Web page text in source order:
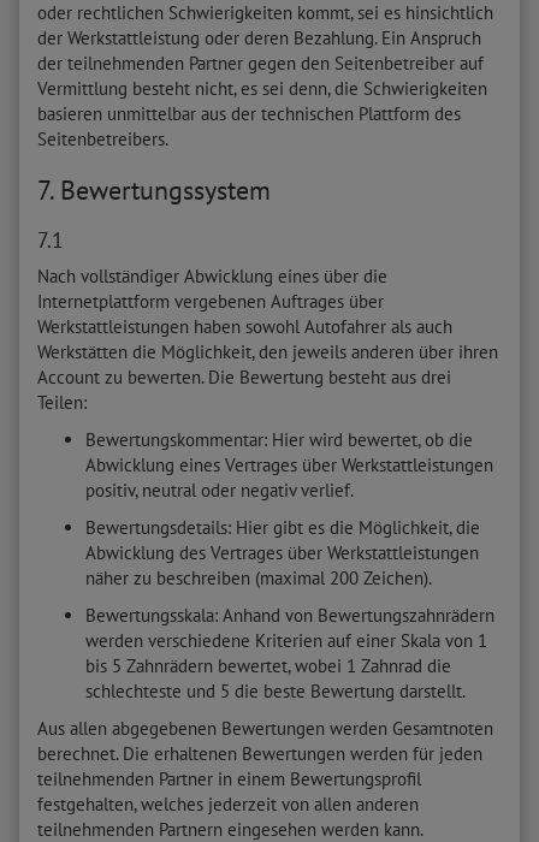
oder rechtlichen Schwierigkeiten kommt, sei es hinsichtlich
der Werkstattleistung oder deren Bezahlung. Ein Anspruch
der teilnehmenden Partner gegen den Seitenbetreiber auf
Vermittlung besteht nicht, es sei denn, die Schwierigkeiten
basieren unmittelbar aus der technischen Plattform des
Seitenbetreibers.
7. Bewertungssystem
7.1
Nach vollständiger Abwicklung eines über die
Internetplattform vergebenen Auftrages über
Werkstattleistungen haben sowohl Autofahrer als auch
Werkstätten die Möglichkeit, den jeweils anderen über ihren
Account zu bewerten. Die Bewertung besteht aus drei
Teilen:
Bewertungskommentar: Hier wird bewertet, ob die
Abwicklung eines Vertrages über Werkstattleistungen
positiv, neutral oder negativ verlief.
Bewertungsdetails: Hier gibt es die Möglichkeit, die
Abwicklung des Vertrages über Werkstattleistungen
näher zu beschreiben (maximal 200 Zeichen).
Bewertungsskala: Anhand von Bewertungszahnrädern
werden verschiedene Kriterien auf einer Skala von 1
bis 5 Zahnrädern bewertet, wobei 1 Zahnrad die
schlechteste und 5 die beste Bewertung darstellt.
Aus allen abgegebenen Bewertungen werden Gesamtnoten
berechnet. Die erhaltenen Bewertungen werden für jeden
teilnehmenden Partner in einem Bewertungsprofil
festgehalten, welches jederzeit von allen anderen
teilnehmenden Partnern eingesehen werden kann.